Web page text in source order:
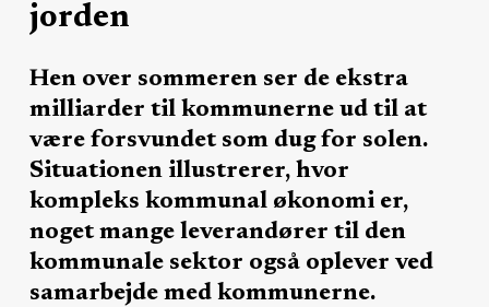
jorden
Hen over sommeren ser de ekstra
milliarder til kommunerne ud til at
være forsvundet som dug for solen.
Situationen illustrerer, hvor
kompleks kommunal økonomi er,
noget mange leverandører til den
kommunale sektor også oplever ved
samarbejde med kommunerne.